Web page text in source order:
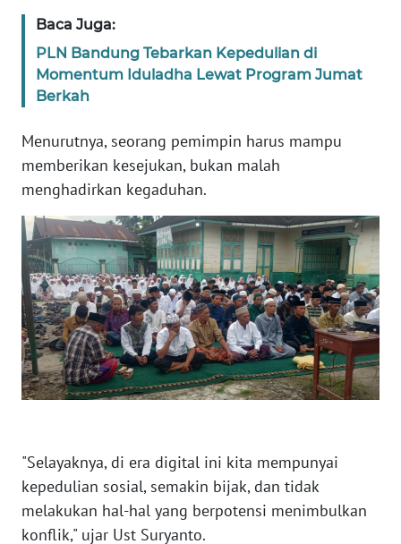
Baca Juga:
PLN Bandung Tebarkan Kepedulian di
Momentum Iduladha Lewat Program Jumat
Berkah
Menurutnya, seorang pemimpin harus mampu
memberikan kesejukan, bukan malah
menghadirkan kegaduhan.
"Selayaknya, di era digital ini kita mempunyai
kepedulian sosial, semakin bijak, dan tidak
melakukan hal-hal yang berpotensi menimbulkan
konflik," ujar Ust Suryanto.
BABEL
WN
WN
SUMSEL
WN
BENGKULU
WN
LAMPUNG
WN
JATENG
NUSANTARA
WN
JOGJA